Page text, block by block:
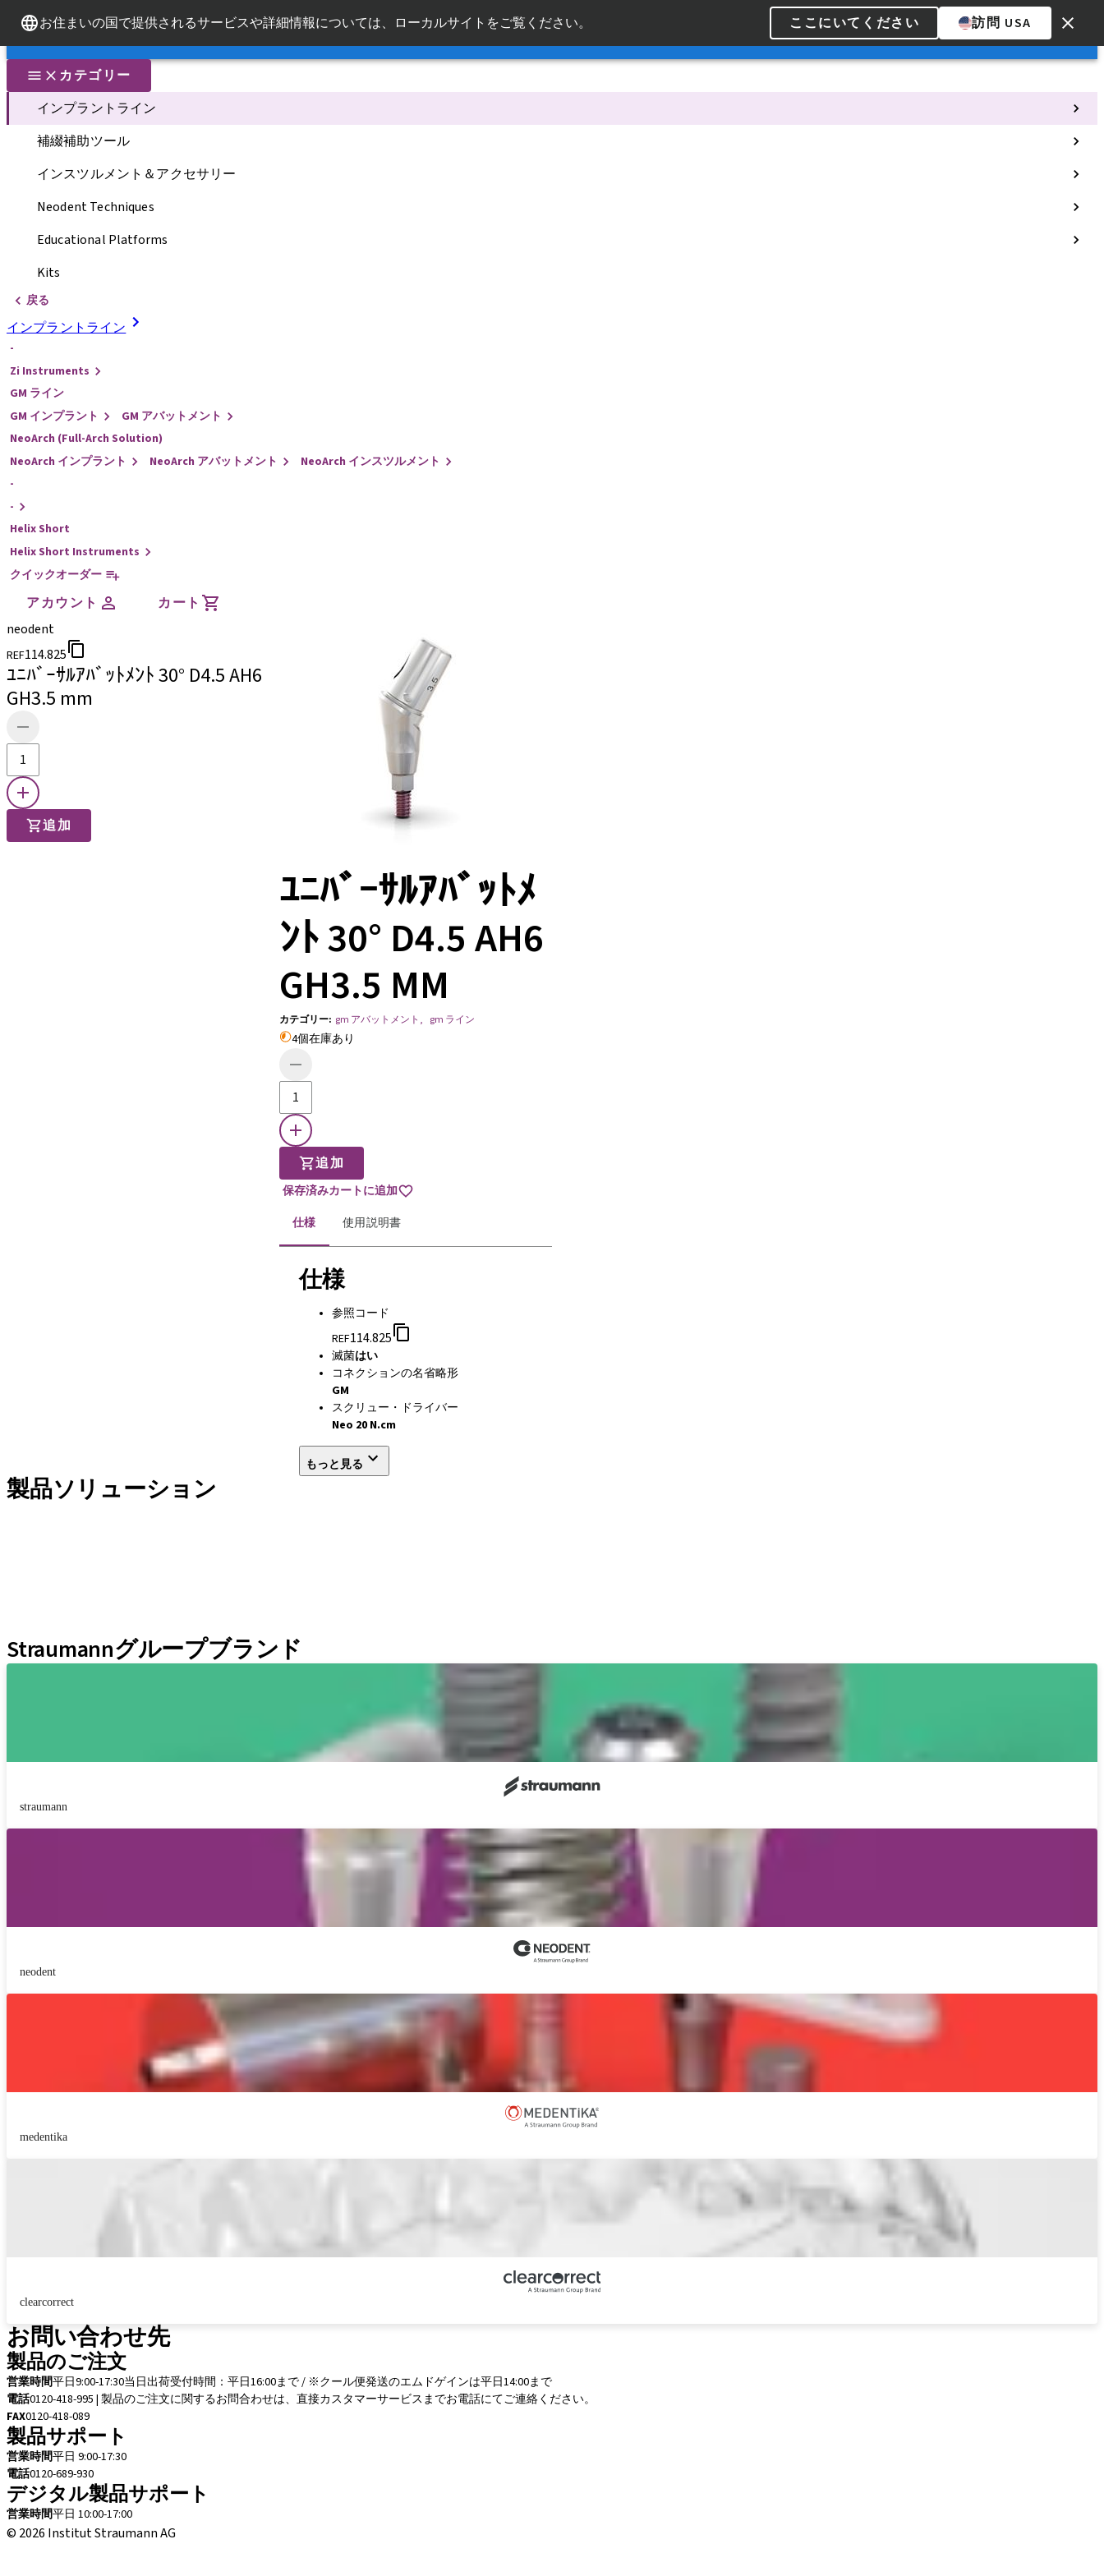
お住まいの国で提供されるサービスや詳細情報については、ローカルサイトをご覧ください。 ここにいてください 訪問 USA
ブランド紹介 ブランド紹介 クイックリンク ja_jp
カテゴリー
インプラントライン
補綴補助ツール
インスツルメント＆アクセサリー
Neodent Techniques
Educational Platforms
Kits
戻る
インプラントライン
-
Zi Instruments
GM ライン
GM インプラント
GM アバットメント
NeoArch (Full-Arch Solution)
NeoArch インプラント
NeoArch アバットメント
NeoArch インスツルメント
-
-
Helix Short
Helix Short Instruments
クイックオーダー
アカウント
カート
neodent
REF114.825
ﾕﾆﾊﾞｰｻﾙｱﾊﾞｯﾄﾒﾝﾄ 30° D4.5 AH6
GH3.5 mm
追加
ﾕﾆﾊﾞｰｻﾙｱﾊﾞｯﾄﾒ
ﾝﾄ 30° D4.5 AH6
GH3.5 MM
カテゴリー: gm アバットメント , gm ライン
4個在庫あり
追加
保存済みカートに追加
仕様
使用説明書
仕様
参照コード
REF114.825
滅菌はい
コネクションの名省略形
GM
スクリュー・ドライバー
Neo 20 N.cm
もっと見る
製品ソリューション
Straumannグループブランド
straumann
neodent
medentika
clearcorrect
お問い合わせ先
製品のご注文
営業時間平日9:00-17:30当日出荷受付時間：平日16:00まで / ※クール便発送のエムドゲインは平日14:00まで
電話0120-418-995 | 製品のご注文に関するお問合わせは、直接カスタマーサービスまでお電話にてご連絡ください。
FAX0120-418-089
製品サポート
営業時間平日 9:00-17:30
電話0120-689-930
デジタル製品サポート
営業時間平日 10:00-17:00
© 2026 Institut Straumann AG